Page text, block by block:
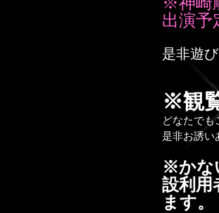
出演予
是非遊
※観
どなたでも
是非お誘い
※かな
設利用
ます。